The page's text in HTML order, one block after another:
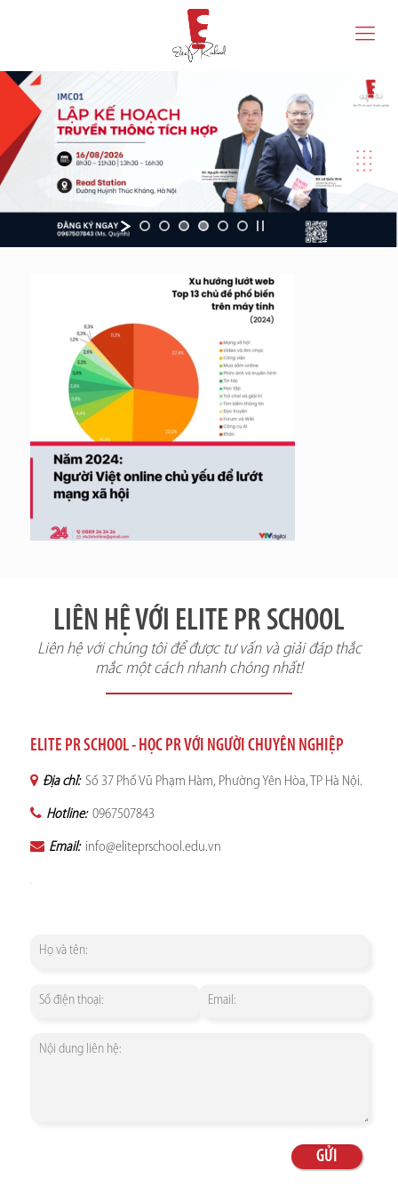
LIÊN HỆ VỚI ELITE PR SCHOOL
Liên hệ với chúng tôi để được tư vấn và giải đáp thắc
mắc một cách nhanh chóng nhất!
ELITE PR SCHOOL - HỌC PR VỚI NGƯỜI CHUYÊN NGHIỆP
Địa chỉ: Số 37 Phố Vũ Phạm Hàm, Phường Yên Hòa, TP Hà Nội.
Hotline: 0967507843
Email: info@eliteprschool.edu.vn